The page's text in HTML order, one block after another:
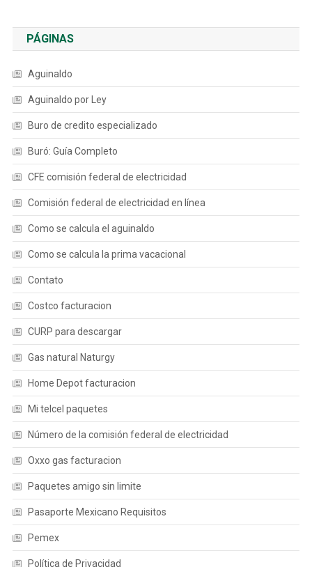
PÁGINAS
Aguinaldo
Aguinaldo por Ley
Buro de credito especializado
Buró: Guía Completo
CFE comisión federal de electricidad
Comisión federal de electricidad en línea
Como se calcula el aguinaldo
Como se calcula la prima vacacional
Contato
Costco facturacion
CURP para descargar
Gas natural Naturgy
Home Depot facturacion
Mi telcel paquetes
Número de la comisión federal de electricidad
Oxxo gas facturacion
Paquetes amigo sin limite
Pasaporte Mexicano Requisitos
Pemex
Política de Privacidad